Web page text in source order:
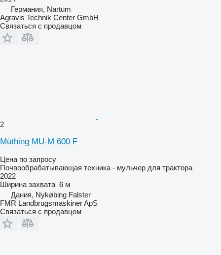
Германия, Nartum
Agravis Technik Center GmbH
Связаться с продавцом
2
Müthing MU-M 600 F
Цена по запросу
Почвообрабатывающая техника - мульчер для трактора
2022
Ширина захвата 6 м
Дания, Nykøbing Falster
FMR Landbrugsmaskiner ApS
Связаться с продавцом